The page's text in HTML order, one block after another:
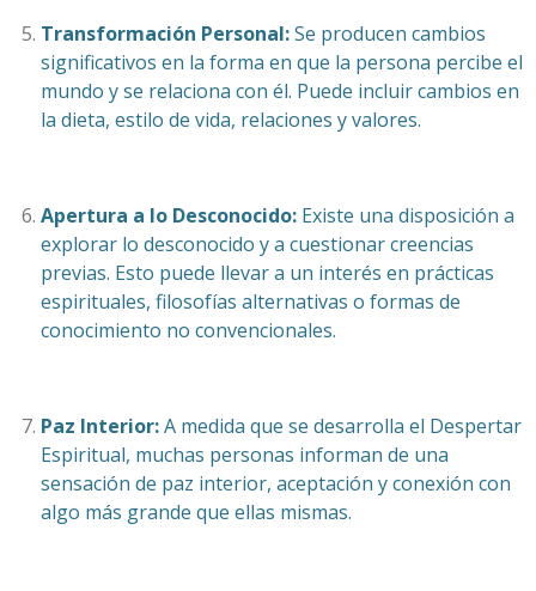
Transformación Personal:Se producen cambios
significativos en la forma en que la persona percibe el
mundo y se relaciona con él. Puede incluir cambios en
la dieta, estilo de vida, relaciones y valores.
Apertura a lo Desconocido: Existe una disposición a
explorar lo desconocido y a cuestionar creencias
previas. Esto puede llevar a un interés en prácticas
espirituales, filosofías alternativas o formas de
conocimiento no convencionales.
Paz Interior:A medida que se desarrolla el Despertar
Espiritual, muchas personas informan de una
sensación de paz interior, aceptación y conexión con
algo más grande que ellas mismas.